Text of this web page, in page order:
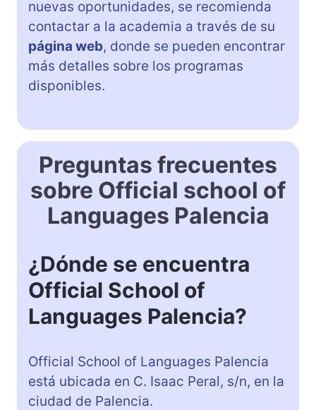
nuevas oportunidades, se recomienda
contactar a la academia a través de su
página web, donde se pueden encontrar
más detalles sobre los programas
disponibles.
Preguntas frecuentes
sobre Official school of
Languages Palencia
¿Dónde se encuentra
Official School of
Languages Palencia?
Official School of Languages Palencia
está ubicada en C. Isaac Peral, s/n, en la
ciudad de Palencia.